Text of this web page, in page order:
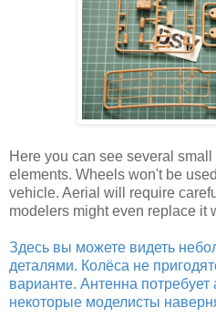
Here you can see several
elements. Wheels won't be
vehicle. Aerial will require
modelers might even replace it
Здесь вы можете видеть
деталями. Колёса не
варианте. Антенна потребует
некоторые моделисты